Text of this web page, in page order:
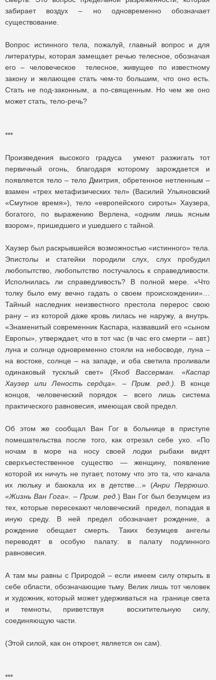
забирает воздух – но одновременно обозначает
существование.
Вопрос истинного тела, пожалуй, главный вопрос и для
литературы, которая замещает речью телесное, обозначая
его – человеческое телесное, живущее по известному
закону и желающее стать чем-то большим, что оно есть.
Стать не под-законным, а по-священным. Но чем же оно
может стать, тело-речь?
***
Произведения высокого градуса умеют разжигать тот
первичный огонь, благодаря которому зарождается и
появляется тело – тело Дмитрия, обретенное нетленным –
взамен «трех метафизических тел» (Василий Ульяновский
«Смутное время»), тело «европейского сироты» Хаузера,
богатого, по выражению Верлена, «одним лишь ясным
взором», пришедшего и ушедшего с тайной.
Хаузер был раскрывшейся возможностью «истинного» тела.
Эпистолы и статейки породили слух, слух пробудил
любопытство, любопытство постучалось к справедливости.
Исполнилась ли справедливость? В полной мере. «Что
толку было ему вечно гадать о своем происхождении»…
Тайный наследник неизвестного престола перерос свою
рану – из которой даже кровь лилась не наружу, а внутрь.
«Знаменитый современник Каспара, назвавший его «сыном
Европы», утверждает, что в тот час (в час его смерти – авт.)
луна и солнце одновременно стояли на небосводе, луна –
на востоке, солнце – на западе, и оба светила проливали
одинаковый тусклый свет» (Якоб Вассерман. «Каспар
Хаузер или Леность сердца». – Прим. ред.). В конце
концов, человеческий порядок – всего лишь система
практического равновесия, имеющая свой предел.
Об этом же сообщал Ван Гог в больнице в приступе
помешательства после того, как отрезал себе ухо. «По
ночам в море на носу своей лодки рыбаки видят
сверхъестественное существо — женщину, появление
которой их ничуть не пугает, потому что это та, что качала
их люльку и баюкала их в детстве…» (Анри Перрюшо.
«Жизнь Ван Гога». – Прим. ред. ) Ван Гог был безумцем из
тех, которые пересекают человеческий предел, попадая в
иную среду. В ней предел обозначает рождение, а
рождение обещает смерть. Таких безумцев ангелы
переводят в особую палату: в палату подлинного
равновесия.
А там мы равны с Природой – если имеем силу открыть в
себе области, обозначающие тьму. Велик лишь тот человек
и художник, который может удерживаться на границе света
и темноты, приветствуя восхитительную силу,
соединяющую части.
(Этой силой, как он откроет, является он сам).
***